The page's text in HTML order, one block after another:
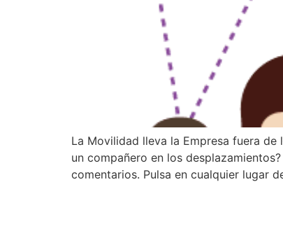
La Movilidad lleva la Empresa fuera
un compañero en los
comentarios. Pulsa en cualquier lugar